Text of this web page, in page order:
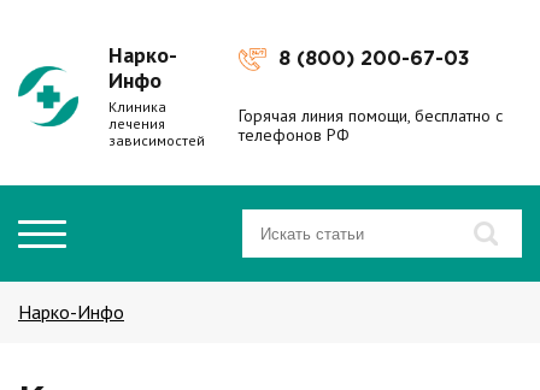
Нарко-
Инфо
Клиника
лечения
зависимостей
8 (800) 200-67-03
Горячая линия помощи, бесплатно с
телефонов РФ
Нарко-Инфо